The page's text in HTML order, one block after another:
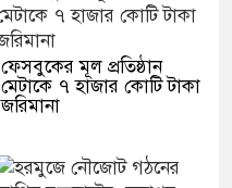
ফেসবুকের মূল প্রতিষ্ঠান
মেটাকে ৭ হাজার কোটি টাকা
জরিমানা